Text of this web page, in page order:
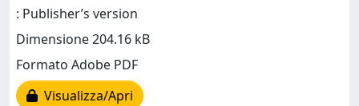
: Publisher’s version
Dimensione 204.16 kB
Formato Adobe PDF
Visualizza/Apri